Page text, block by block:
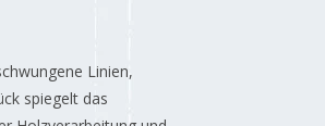
Linien,
spiegelt das